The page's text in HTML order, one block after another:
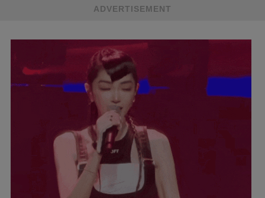
ADVERTISEMENT